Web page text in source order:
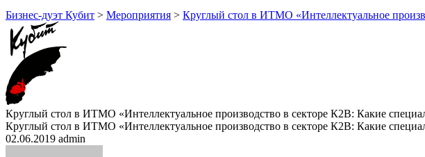
Бизнес-дуэт Кубит > Мероприятия > Круглый стол в ИТМО «Интеллектуальное
Круглый стол в ИТМО «Интеллектуальное производство в секторе К2В: Какие
Круглый стол в ИТМО «Интеллектуальное производство в секторе К2В: Какие
02.06.2019 admin